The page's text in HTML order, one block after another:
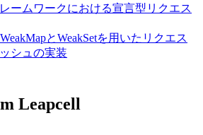
ームワークにおける宣言型リクエス
とWeakSetを用いたリクエス
シュの実装
Leapcell